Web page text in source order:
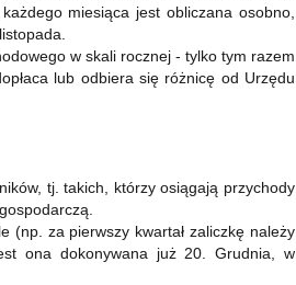
miesiąca jest obliczana osobno,
w skali rocznej - tylko tym razem
lub odbiera się różnicę od Urzędu
tj. takich, którzy osiągają przychody
(np. za pierwszy kwartał zaliczkę należy
ona dokonywana już 20. Grudnia, w